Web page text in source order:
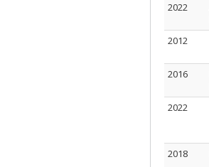
2022
2012
2016
2022
2018